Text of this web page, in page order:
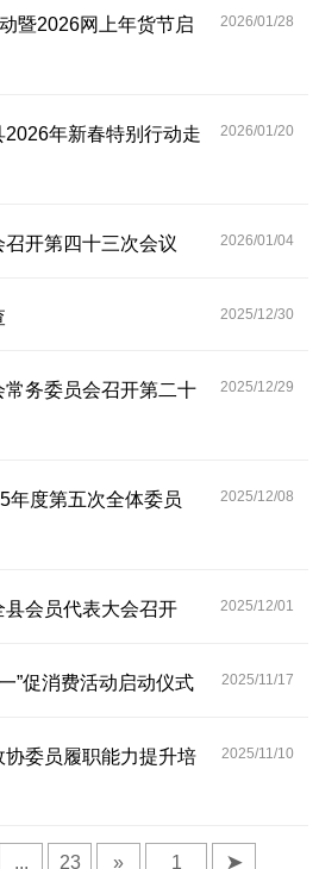
2026/01/28
暨2026网上年货节启
2026/01/20
年新春特别行动走
2026/01/04
开第四十三次会议
2025/12/30
2025/12/29
务委员会召开第二十
2025/12/08
年度第五次全体委员
2025/12/01
会员代表大会召开
2025/11/17
”促消费活动启动仪式
2025/11/10
委员履职能力提升培
... 23 » ➤